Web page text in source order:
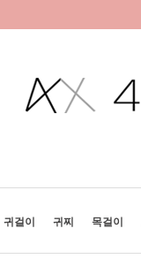
귀걸이 귀찌 목걸이